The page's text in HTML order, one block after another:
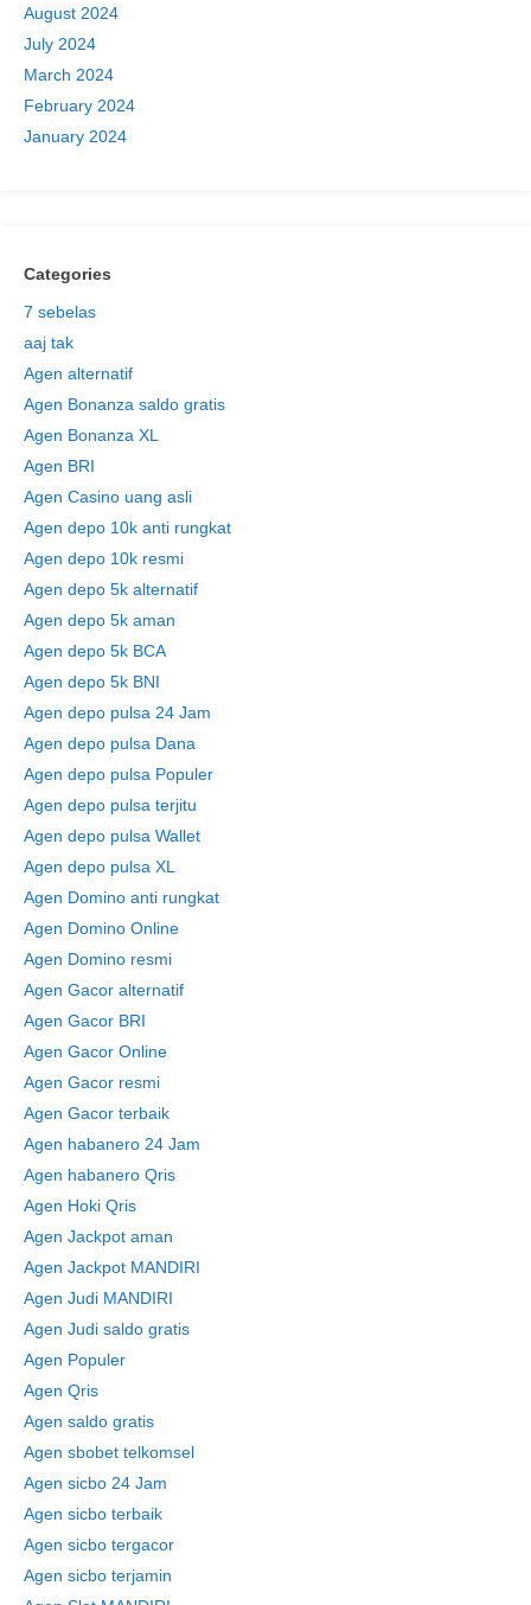
August 2024
July 2024
March 2024
February 2024
January 2024
Categories
7 sebelas
aaj tak
Agen alternatif
Agen Bonanza saldo gratis
Agen Bonanza XL
Agen BRI
Agen Casino uang asli
Agen depo 10k anti rungkat
Agen depo 10k resmi
Agen depo 5k alternatif
Agen depo 5k aman
Agen depo 5k BCA
Agen depo 5k BNI
Agen depo pulsa 24 Jam
Agen depo pulsa Dana
Agen depo pulsa Populer
Agen depo pulsa terjitu
Agen depo pulsa Wallet
Agen depo pulsa XL
Agen Domino anti rungkat
Agen Domino Online
Agen Domino resmi
Agen Gacor alternatif
Agen Gacor BRI
Agen Gacor Online
Agen Gacor resmi
Agen Gacor terbaik
Agen habanero 24 Jam
Agen habanero Qris
Agen Hoki Qris
Agen Jackpot aman
Agen Jackpot MANDIRI
Agen Judi MANDIRI
Agen Judi saldo gratis
Agen Populer
Agen Qris
Agen saldo gratis
Agen sbobet telkomsel
Agen sicbo 24 Jam
Agen sicbo terbaik
Agen sicbo tergacor
Agen sicbo terjamin